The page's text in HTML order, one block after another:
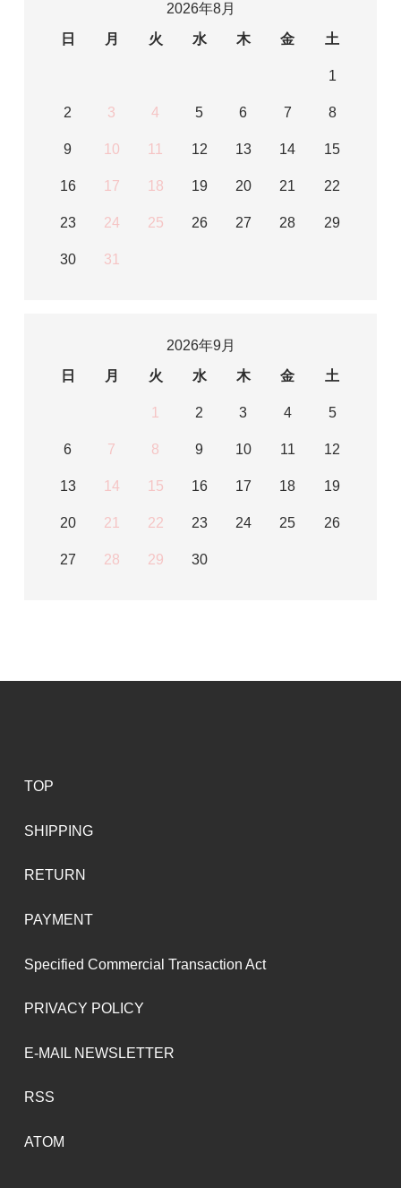
2026年8月
日
月 火 水 木 金 土
1
2 3 4 5 6 7 8
9 10 11 12 13 14 15
16 17 18 19 20 21 22
23 24 25 26 27 28 29
30 31
2026年9月
日
月 火 水 木 金 土
1 2 3 4 5
6 7 8 9 10 11 12
13 14 15 16 17 18 19
20 21 22 23 24 25 26
27 28 29 30
TOP
SHIPPING
RETURN
PAYMENT
Specified Commercial Transaction Act
PRIVACY POLICY
E-MAIL NEWSLETTER
RSS
ATOM